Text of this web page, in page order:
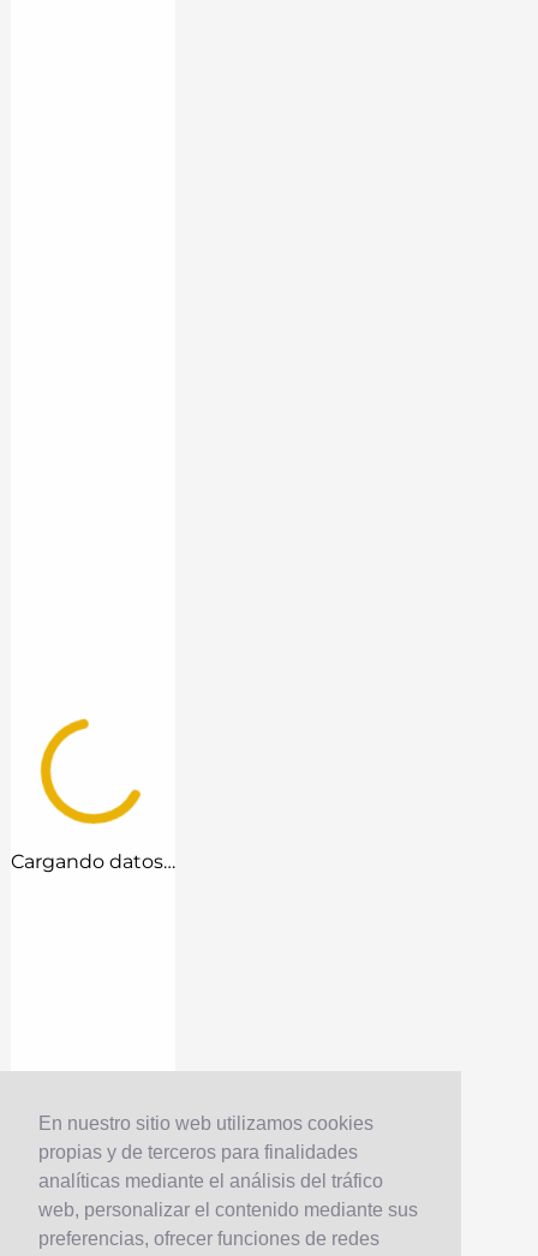
En nuestro sitio web utilizamos cookies
propias y de terceros para finalidades
analíticas mediante el análisis del tráfico
web, personalizar el contenido mediante sus
preferencias, ofrecer funciones de redes
Cargando datos…